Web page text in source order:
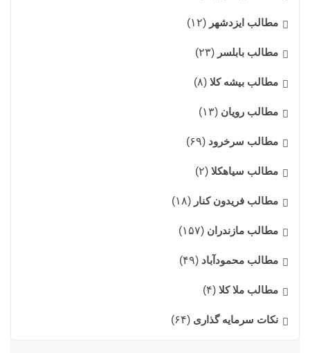
مطالب ایزدشهر (۱۲)
مطالب بابلسر (۲۳)
مطالب بیشه کلا (۸)
مطالب رویان (۱۳)
مطالب سرخرود (۶۹)
مطالب سیاهکلا (۲)
مطالب فریدون کنار (۱۸)
مطالب مازندران (۱۵۷)
مطالب محمودآباد (۴۹)
مطالب ملا کلا (۴)
نکات سرمایه گذاری (۶۴)